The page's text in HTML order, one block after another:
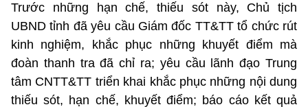
Trước những hạn chế, thiếu sót này, Chủ tịch
UBND tỉnh đã yêu cầu Giám đốc TT&TT tổ chức rút
kinh nghiệm, khắc phục những khuyết điểm mà
đoàn thanh tra đã chỉ ra; yêu cầu lãnh đạo Trung
tâm CNTT&TT triển khai khắc phục những nội dung
thiếu sót, hạn chế, khuyết điểm; báo cáo kết quả